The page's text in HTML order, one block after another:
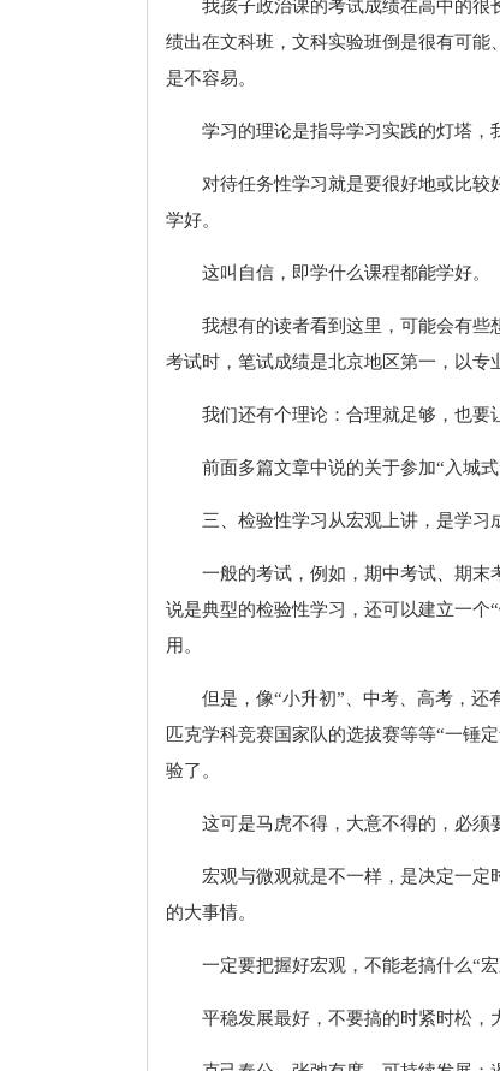
我孩子政治课的考试成绩在高中的
绩出在文科班，文科实验班倒是很有可
是不容易。
学习的理论是指导学习实践的灯塔，
对待任务性学习就是要很好地或比较
学好。
这叫自信，即学什么课程都能学好。
我想有的读者看到这里，可能会有些
考试时，笔试成绩是北京地区第一，以专
我们还有个理论：合理就足够，也要
前面多篇文章中说的关于参加“入城
三、检验性学习从宏观上讲，是学习
一般的考试，例如，期中考试、期末
说是典型的检验性学习，还可以建立一个
用。
但是，像“小升初”、中考、高考，
匹克学科竞赛国家队的选拔赛等等“一锤
验了。
这可是马虎不得，大意不得的，必须
宏观与微观就是不一样，是决定一
的大事情。
一定要把握好宏观，不能老搞什么“
平稳发展最好，不要搞的时紧时松，